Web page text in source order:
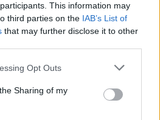
This information may
third parties on the IAB’s List of
that may further disclose it to other
app uses one or more Google
usage behaviour. You may click to
and its third-party tags to
purposes in below Google
Opt Outs
Sharing of my
VIP
#SZABÓ GYŐZŐ